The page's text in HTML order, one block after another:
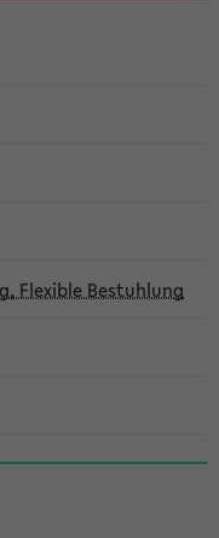
Flexible Bestuhlung